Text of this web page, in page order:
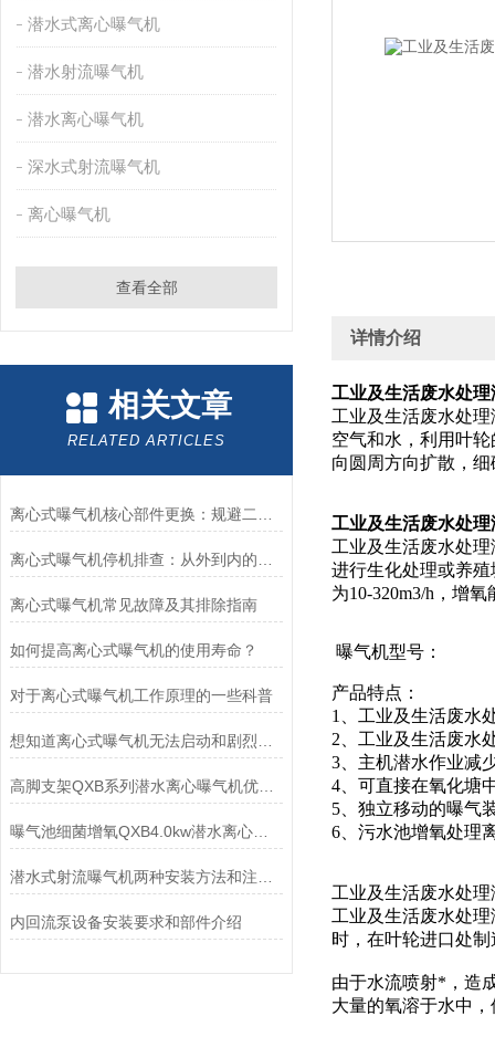
潜水式离心曝气机
潜水射流曝气机
潜水离心曝气机
深水式射流曝气机
离心曝气机
查看全部
相关文章
RELATED ARTICLES
离心式曝气机常见故障及其排除指南
如何提高离心式曝气机的使用寿命？
对于离心式曝气机工作原理的一些科普
高脚支架QXB系列潜水离心曝气机优势-南京凯普德
曝气池细菌增氧QXB4.0kw潜水离心曝气机技术参数
内回流泵设备安装要求和部件介绍
详情介绍
工业及生活废水处
工业及生活废水处
空气和水，利用叶
向圆周方向扩散，
工业及生活废水处
工业及生活废水处
进行生化处理或养殖
为10-320m3/h，增
曝气机型号：
产品特点：
1、工业及生活废水
2、工业及生活废水
3、主机潜水作业
4、可直接在氧化
5、独立移动的曝
6、污水池增氧处理
工业及生活废水处
工业及生活废水处
时，在叶轮进口处
由于水流喷射*，造
大量的氧溶于水中